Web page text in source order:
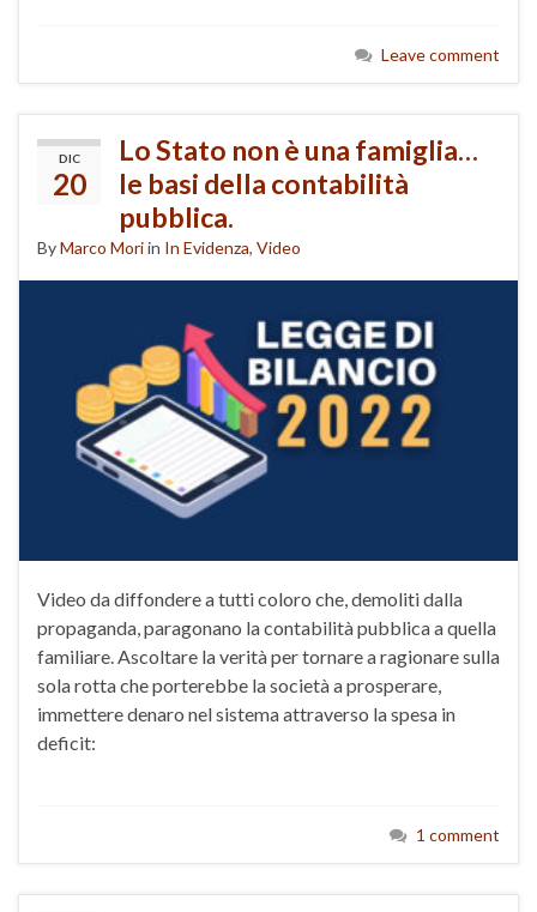
Leave comment
DIC
20
Lo Stato non è una famiglia…
le basi della contabilità
pubblica.
ByMarco Moriin In Evidenza, Video
Video da diffondere a tutti coloro che, demoliti dalla
propaganda, paragonano la contabilità pubblica a quella
familiare. Ascoltare la verità per tornare a ragionare sulla
sola rotta che porterebbe la società a prosperare,
immettere denaro nel sistema attraverso la spesa in
deficit:
1 comment